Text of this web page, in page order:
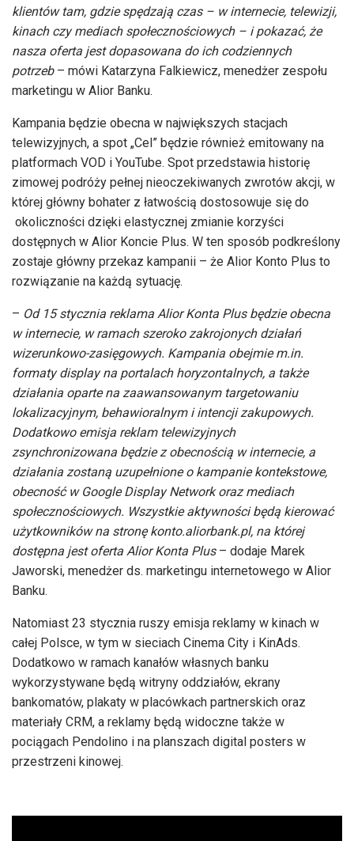
klientów tam, gdzie spędzają czas – w internecie, telewizji,
kinach czy mediach społecznościowych – i pokazać, że
nasza oferta jest dopasowana do ich codziennych
potrzeb– mówi Katarzyna Falkiewicz, menedżer zespołu
marketingu w Alior Banku.
Kampania będzie obecna w największych stacjach
telewizyjnych, a spot „Cel” będzie również emitowany na
platformach VOD i YouTube. Spot przedstawia historię
zimowej podróży pełnej nieoczekiwanych zwrotów akcji, w
której główny bohater z łatwością dostosowuje się do
okoliczności dzięki elastycznej zmianie korzyści
dostępnych w Alior Koncie Plus. W ten sposób podkreślony
zostaje główny przekaz kampanii – że Alior Konto Plus to
rozwiązanie na każdą sytuację.
– Od 15 stycznia reklama Alior Konta Plus będzie obecna
w internecie, w ramach szeroko zakrojonych działań
wizerunkowo-zasięgowych. Kampania obejmie m.in.
formaty display na portalach horyzontalnych, a także
działania oparte na zaawansowanym targetowaniu
lokalizacyjnym, behawioralnym i intencji zakupowych.
Dodatkowo emisja reklam telewizyjnych
zsynchronizowana będzie z obecnością w internecie, a
działania zostaną uzupełnione o kampanie kontekstowe,
obecność w Google Display Network oraz mediach
społecznościowych. Wszystkie aktywności będą kierować
użytkowników na stronę konto.aliorbank.pl, na której
dostępna jest oferta Alior Konta Plus– dodaje Marek
Jaworski, menedżer ds. marketingu internetowego w Alior
Banku.
Natomiast 23 stycznia ruszy emisja reklamy w kinach w
całej Polsce, w tym w sieciach Cinema City i KinAds.
Dodatkowo w ramach kanałów własnych banku
wykorzystywane będą witryny oddziałów, ekrany
bankomatów, plakaty w placówkach partnerskich oraz
materiały CRM, a reklamy będą widoczne także w
pociągach Pendolino i na planszach digital posters w
przestrzeni kinowej.